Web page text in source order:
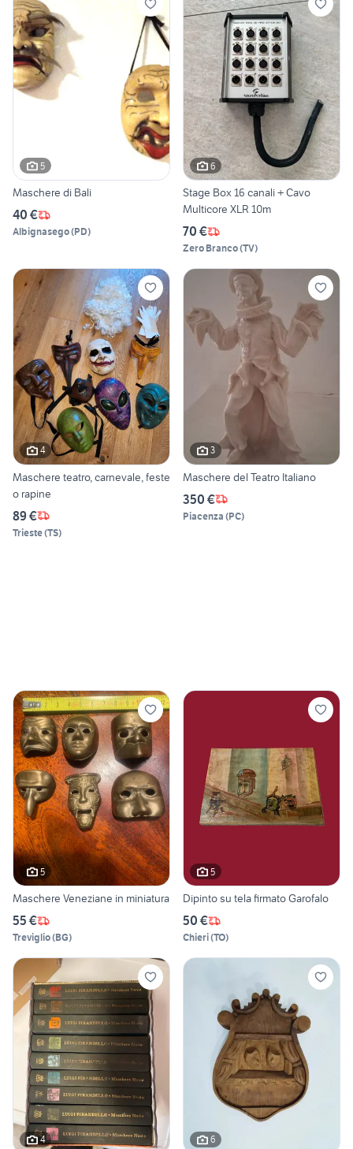
5
Maschere di Bali
40 €
Albignasego(PD)
6
Stage Box 16 canali + Cavo
Multicore XLR 10m
70 €
Zero Branco(TV)
4
Maschere teatro, carnevale, feste
o rapine
89 €
Trieste(TS)
3
Maschere del Teatro Italiano
350 €
Piacenza (PC)
5
Maschere Veneziane in miniatura
55 €
Treviglio(BG)
5
Dipinto su tela firmato Garofalo
50 €
Chieri(TO)
4 6